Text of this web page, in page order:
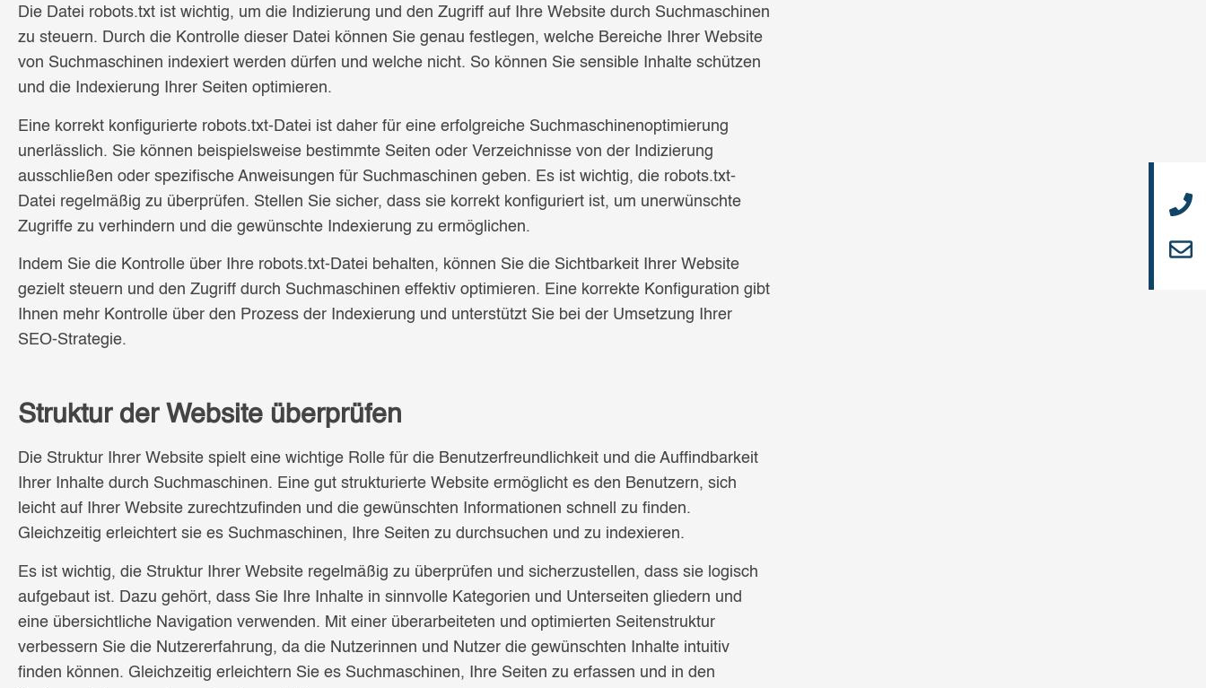
Die Datei robots.txt ist wichtig, um die Indizierung und den Zugriff auf Ihre Website durch Suchmaschinen
zu steuern. Durch die Kontrolle dieser Datei können Sie genau festlegen, welche Bereiche Ihrer Website
von Suchmaschinen indexiert werden dürfen und welche nicht. So können Sie sensible Inhalte schützen
und die Indexierung Ihrer Seiten optimieren.
Eine korrekt konfigurierte robots.txt-Datei ist daher für eine erfolgreiche Suchmaschinenoptimierung
unerlässlich. Sie können beispielsweise bestimmte Seiten oder Verzeichnisse von der Indizierung
ausschließen oder spezifische Anweisungen für Suchmaschinen geben. Es ist wichtig, die robots.txt-
Datei regelmäßig zu überprüfen. Stellen Sie sicher, dass sie korrekt konfiguriert ist, um unerwünschte
Zugriffe zu verhindern und die gewünschte Indexierung zu ermöglichen.
Indem Sie die Kontrolle über Ihre robots.txt-Datei behalten, können Sie die Sichtbarkeit Ihrer Website
gezielt steuern und den Zugriff durch Suchmaschinen effektiv optimieren. Eine korrekte Konfiguration gibt
Ihnen mehr Kontrolle über den Prozess der Indexierung und unterstützt Sie bei der Umsetzung Ihrer
SEO-Strategie.
Struktur der Website überprüfen
Die Struktur Ihrer Website spielt eine wichtige Rolle für die Benutzerfreundlichkeit und die Auffindbarkeit
Ihrer Inhalte durch Suchmaschinen. Eine gut strukturierte Website ermöglicht es den Benutzern, sich
leicht auf Ihrer Website zurechtzufinden und die gewünschten Informationen schnell zu finden.
Gleichzeitig erleichtert sie es Suchmaschinen, Ihre Seiten zu durchsuchen und zu indexieren.
Es ist wichtig, die Struktur Ihrer Website regelmäßig zu überprüfen und sicherzustellen, dass sie logisch
aufgebaut ist. Dazu gehört, dass Sie Ihre Inhalte in sinnvolle Kategorien und Unterseiten gliedern und
eine übersichtliche Navigation verwenden. Mit einer überarbeiteten und optimierten Seitenstruktur
verbessern Sie die Nutzererfahrung, da die Nutzerinnen und Nutzer die gewünschten Inhalte intuitiv
finden können. Gleichzeitig erleichtern Sie es Suchmaschinen, Ihre Seiten zu erfassen und in den